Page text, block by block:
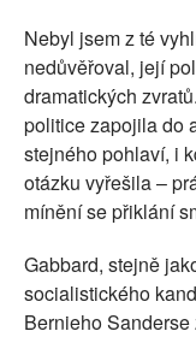
Nebyl jsem z té
nedůvěřoval, její
dramatických
politice zapojila do
stejného pohlaví, i
otázku vyřešila –
mínění se přiklání
Gabbard, stejně
socialistického
Bernieho